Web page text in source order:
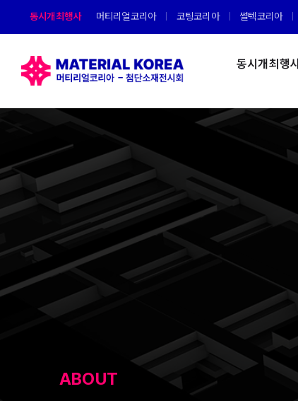
동시개최행사 머티리얼코리아 코팅코리아 썰텍코리아
동시개최행
ABOUT